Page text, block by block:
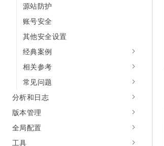
源站防护
账号安全
其他安全设置
经典案例
相关参考
常见问题
分析和日志
版本管理
全局配置
工具